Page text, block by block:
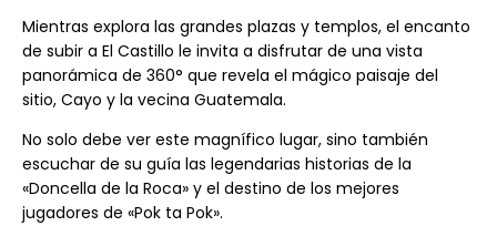
Mientras explora las grandes plazas y templos, el encanto
de subir a El Castillo le invita a disfrutar de una vista
panorámica de 360° que revela el mágico paisaje del
sitio, Cayo y la vecina Guatemala.
No solo debe ver este magnífico lugar, sino también
escuchar de su guía las legendarias historias de la
«Doncella de la Roca» y el destino de los mejores
jugadores de «Pok ta Pok».